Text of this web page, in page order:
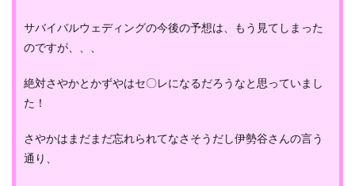
サバイバルウェディングの今後の予想は、もう見てしまった
のですが、、、
絶対さやかとかずやはセ〇レになるだろうなと思っていまし
た！
さやかはまだまだ忘れられてなさそうだし伊勢谷さんの言う
通り、